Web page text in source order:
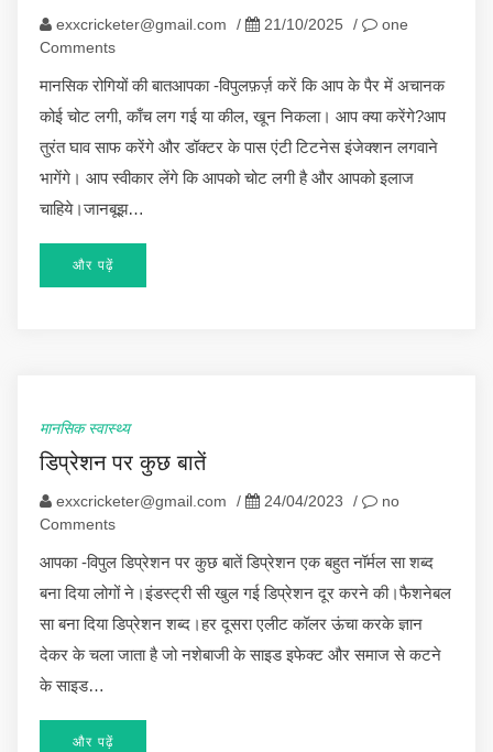
exxcricketer@gmail.com / 21/10/2025 /
one
Comments
मानसिक रोगियों की बातआपका -विपुलफ़र्ज़ करें कि आप के पैर में अचानक
कोई चोट लगी, काँच लग गई या कील, खून निकला। आप क्या करेंगे?आप
तुरंत घाव साफ करेंगे और डॉक्टर के पास एंटी टिटनेस इंजेक्शन लगवाने
भागेंगे। आप स्वीकार लेंगे कि आपको चोट लगी है और आपको इलाज
चाहिये।जानबूझ…
और पढ़ें
मानसिक स्वास्थ्य
डिप्रेशन पर कुछ बातें
exxcricketer@gmail.com / 24/04/2023 /
no
Comments
आपका -विपुल डिप्रेशन पर कुछ बातें डिप्रेशन एक बहुत नॉर्मल सा शब्द
बना दिया लोगों ने।इंडस्ट्री सी खुल गई डिप्रेशन दूर करने की।फैशनेबल
सा बना दिया डिप्रेशन शब्द।हर दूसरा एलीट कॉलर ऊंचा करके ज्ञान
देकर के चला जाता है जो नशेबाजी के साइड इफेक्ट और समाज से कटने
के साइड…
और पढ़ें